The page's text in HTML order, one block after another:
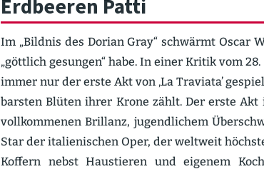
Erdbeeren Patti
Im „Bildnis des Dorian Gray“ schwärmt Oscar
„göttlich gesungen“ habe. In einer Kritik vom
immer nur der erste Akt von ‚La Traviata’
barsten Blüten ihrer Krone zählt. Der erste
vollkom­menen Brillanz, jugend­lichem
Star der italie­ni­schen Oper, der weltweit
Koffern nebst Haustieren und eigenem